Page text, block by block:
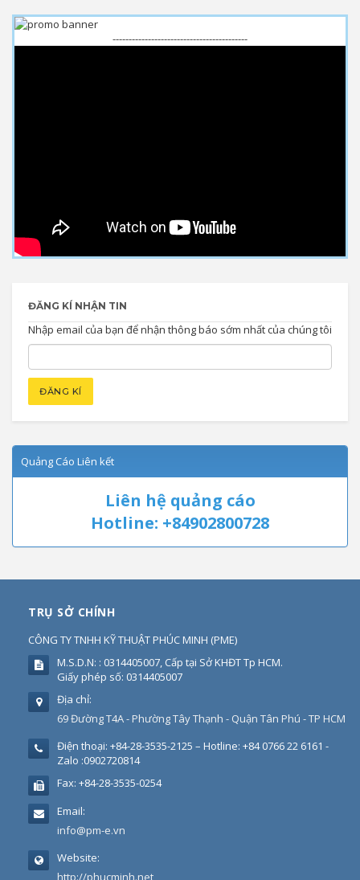
------------------------------------------
ĐĂNG KÍ NHẬN TIN
Nhập email của bạn để nhận thông báo sớm nhất của chúng tôi
Quảng Cáo Liên kết
Liên hệ quảng cáo
Hotline: +84902800728
TRỤ SỞ CHÍNH
CÔNG TY TNHH KỸ THUẬT PHÚC MINH (PME)
M.S.D.N: : 0314405007, Cấp tại Sở KHĐT Tp HCM.
Giấy phép số: 0314405007
Địa chỉ:
69 Đường T4A - Phường Tây Thạnh - Quận Tân Phú - TP HCM
Điện thoại: +84-28-3535-2125 – Hotline: +84 0766 22 6161 -
Zalo :0902720814
Fax: +84-28-3535-0254
Email:
info@pm-e.vn
Website:
http://phucminh.net